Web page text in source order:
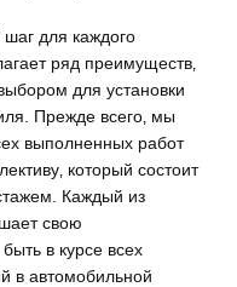
для каждого
ряд преимуществ‚
для установки
Прежде всего‚ мы
выполненных работ
который состоит
Каждый из
свою
в курсе всех
в автомобильной